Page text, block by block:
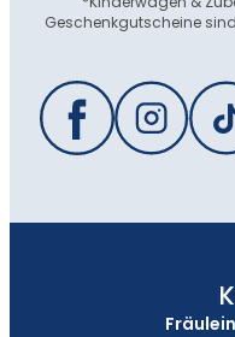
Geschenkgutscheine